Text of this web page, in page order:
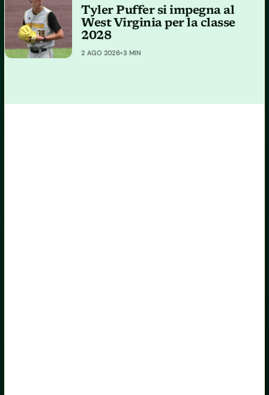
Tyler Puffer si impegna al
West Virginia per la classe
2028
2 AGO 2026•3 MIN